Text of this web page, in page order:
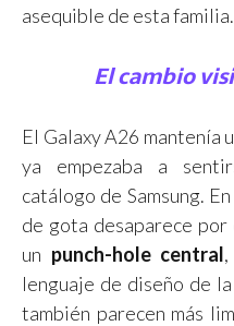
asequible de esta familia.
El cambio
El Galaxy A26 mantenía
ya empezaba a
catálogo de Samsung.
de gota desaparece
un punch-hole central
lenguaje de diseño de
también parecen más